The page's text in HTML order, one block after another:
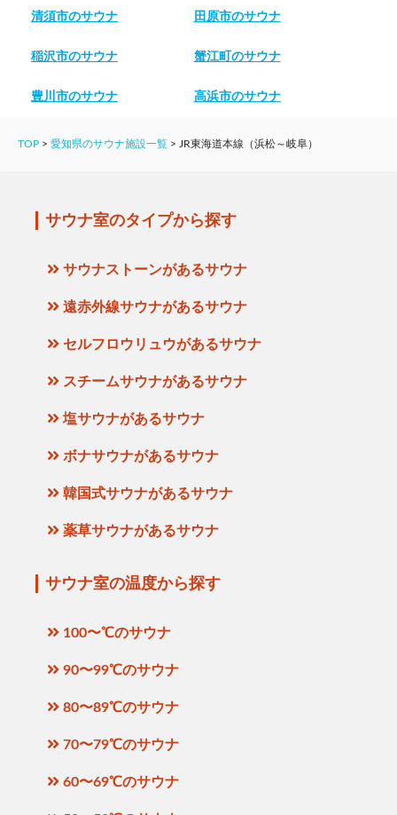
清須市のサウナ 田原市のサウナ
稲沢市のサウナ 蟹江町のサウナ
豊川市のサウナ 高浜市のサウナ
TOP > 愛知県のサウナ施設一覧 > JR東海道本線（浜松～岐阜）
サウナ室のタイプから探す
サウナストーンがあるサウナ
遠赤外線サウナがあるサウナ
セルフロウリュウがあるサウナ
スチームサウナがあるサウナ
塩サウナがあるサウナ
ボナサウナがあるサウナ
韓国式サウナがあるサウナ
薬草サウナがあるサウナ
サウナ室の温度から探す
100〜℃のサウナ
90〜99℃のサウナ
80〜89℃のサウナ
70〜79℃のサウナ
60〜69℃のサウナ